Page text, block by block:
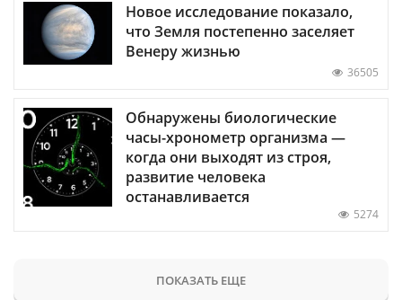
Новое исследование показало,
что Земля постепенно заселяет
Венеру жизнью
36505
Обнаружены биологические
часы-хронометр организма —
когда они выходят из строя,
развитие человека
останавливается
5274
ПОКАЗАТЬ ЕЩЕ